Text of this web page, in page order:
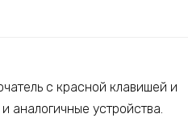
с красной клавишей и
аналогичные устройства.